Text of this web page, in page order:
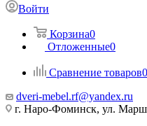
Войти
Корзина0
Отложенные0
Сравнение товаров0
dveri-mebel.rf@yandex.ru
г. Наро-Фоминск, ул.